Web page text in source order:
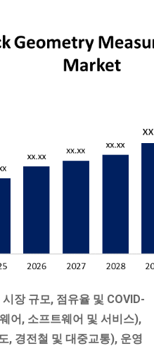
장 규모, 점유율 및 COVID-
어, 소프트웨어 및 서비스),
, 경전철 및 대중교통), 운영